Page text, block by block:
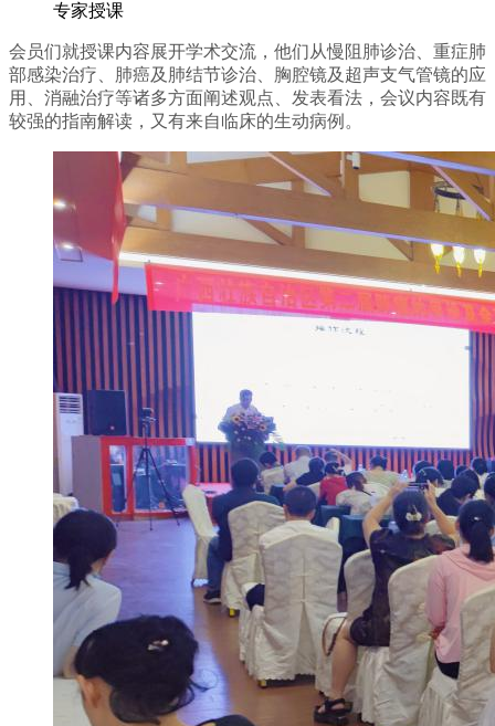
专家授课
会员们就授课内容展开学术交流，他们从慢阻肺诊治、重症肺
部感染治疗、肺癌及肺结节诊治、胸腔镜及超声支气管镜的应
用、消融治疗等诸多方面阐述观点、发表看法，会议内容既有
较强的指南解读，又有来自临床的生动病例。